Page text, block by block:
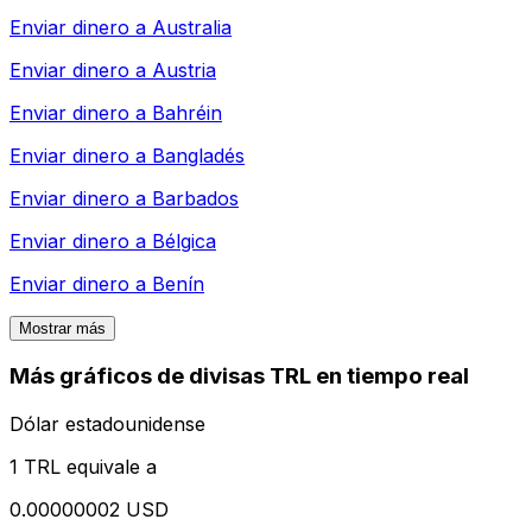
Enviar dinero a Australia
Enviar dinero a Austria
Enviar dinero a Bahréin
Enviar dinero a Bangladés
Enviar dinero a Barbados
Enviar dinero a Bélgica
Enviar dinero a Benín
Mostrar más
Más gráficos de divisas TRL en tiempo real
Dólar estadounidense
1 TRL equivale a
0.00000002 USD